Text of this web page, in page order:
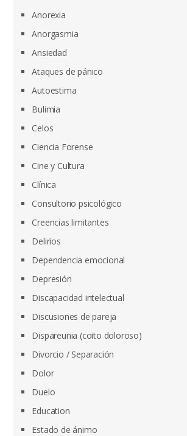
Anorexia
Anorgasmia
Ansiedad
Ataques de pánico
Autoestima
Bulimia
Celos
Ciencia Forense
Cine y Cultura
Clínica
Consultorio psicológico
Creencias limitantes
Delirios
Dependencia emocional
Depresión
Discapacidad intelectual
Discusiones de pareja
Dispareunia (coito doloroso)
Divorcio / Separación
Dolor
Duelo
Education
Estado de ánimo